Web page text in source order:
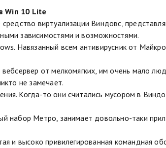
Win 10 Lite
средство виртуализации Виндовс,
зависимостями и возможностями.
Навязанный всем антивирусник от
от мелкомягких, им очень мало
не замечает.
Когда-то они считались мусором в
набор Метро, занимает довольно-таки
и высоко привилегированная командная